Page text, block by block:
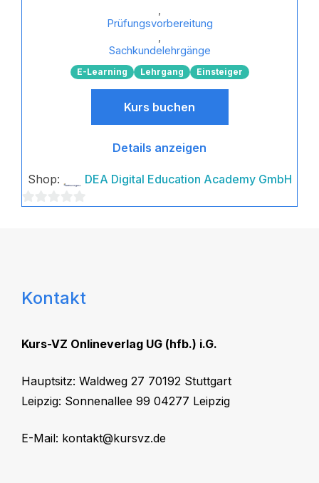
,
Prüfungsvorbereitung
,
Sachkundelehrgänge
E-Learning Lehrgang Einsteiger
Kurs buchen
Details anzeigen
Shop: DEA Digital Education Academy GmbH
Kontakt
Kurs-VZ Onlineverlag UG (hfb.) i.G.
Hauptsitz: Waldweg 27 70192 Stuttgart
Leipzig: Sonnenallee 99 04277 Leipzig
E-Mail: kontakt@kursvz.de